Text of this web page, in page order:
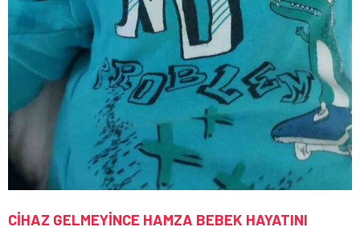
CİHAZ GELMEYİNCE HAMZA BEBEK HAYATINI